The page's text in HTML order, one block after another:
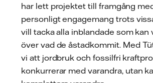
har lett projektet till framgång
personligt engagemang trots
vill tacka alla inblandade som kan
över vad de åstadkommit. Med
vi att jordbruk och fossilfri
konkurrerar med varandra, utan